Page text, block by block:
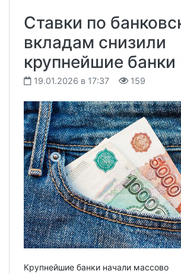
Ставки по
вкладам снизили
крупнейшие
19.01.2026 в 17:37 159
Крупнейшие банки начали массово